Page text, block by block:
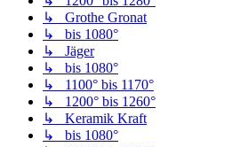
↳ Grothe Gronat
↳ bis 1080°
↳ Jäger
↳ bis 1080°
↳ 1100° bis 1170°
↳ 1200° bis 1260°
↳ Keramik Kraft
↳ bis 1080°